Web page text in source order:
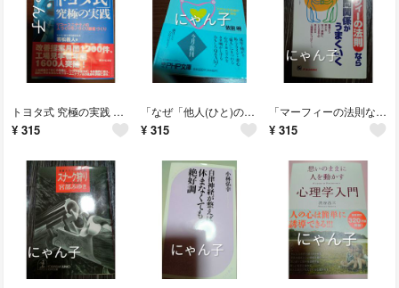
トヨタ式 究極の実践 若松義人
¥ 315
「なぜ「他人(ひと)の眼」が気になるのか ココロの不思議がわかる心理学」依田明
¥ 315
「マーフィーの法則なら人間関係がうまくいく」植西 聡
¥ 315